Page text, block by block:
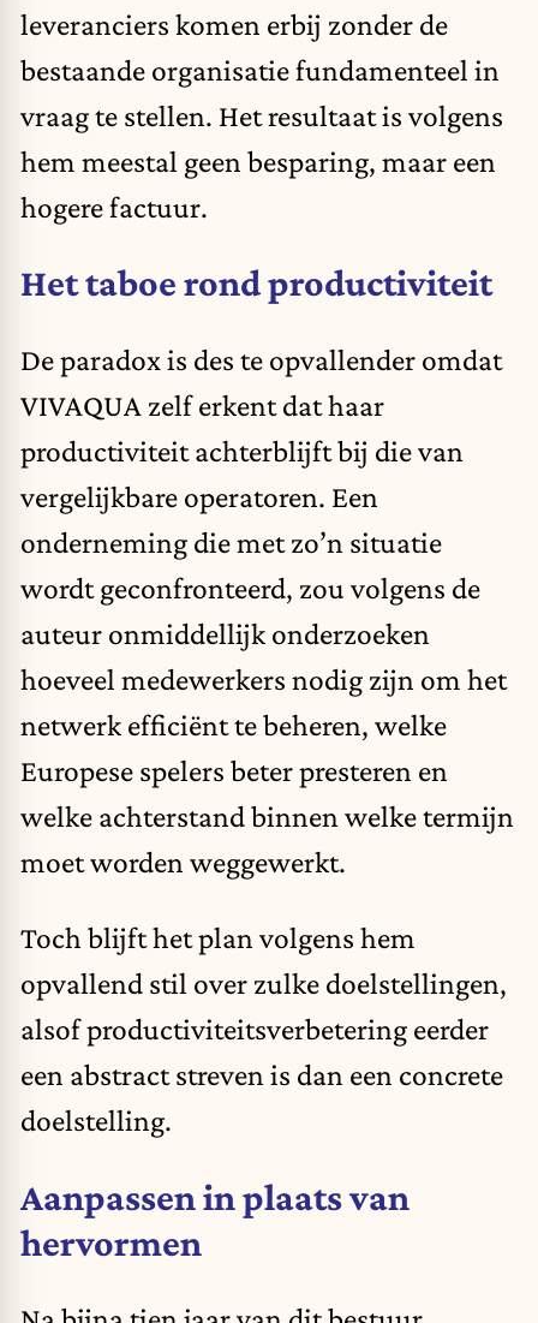
leveranciers komen erbij zonder de
bestaande organisatie fundamenteel in
vraag te stellen. Het resultaat is volgens
hem meestal geen besparing, maar een
hogere factuur.
Het taboe rond productiviteit
De paradox is des te opvallender omdat
VIVAQUA zelf erkent dat haar
productiviteit achterblijft bij die van
vergelijkbare operatoren. Een
onderneming die met zo’n situatie
wordt geconfronteerd, zou volgens de
auteur onmiddellijk onderzoeken
hoeveel medewerkers nodig zijn om het
netwerk efficiënt te beheren, welke
Europese spelers beter presteren en
welke achterstand binnen welke termijn
moet worden weggewerkt.
Toch blijft het plan volgens hem
opvallend stil over zulke doelstellingen,
alsof productiviteitsverbetering eerder
een abstract streven is dan een concrete
doelstelling.
Aanpassen in plaats van
hervormen